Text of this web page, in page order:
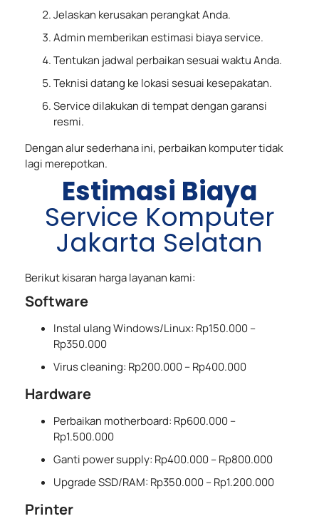
Jelaskan kerusakan perangkat Anda.
Admin memberikan estimasi biaya service.
Tentukan jadwal perbaikan sesuai waktu Anda.
Teknisi datang ke lokasi sesuai kesepakatan.
Service dilakukan di tempat dengan garansi
resmi.
Dengan alur sederhana ini, perbaikan komputer tidak
lagi merepotkan.
Estimasi Biaya
Service Komputer
Jakarta Selatan
Berikut kisaran harga layanan kami:
Software
Instal ulang Windows/Linux: Rp150.000 –
Rp350.000
Virus cleaning: Rp200.000 – Rp400.000
Hardware
Perbaikan motherboard: Rp600.000 –
Rp1.500.000
Ganti power supply: Rp400.000 – Rp800.000
Upgrade SSD/RAM: Rp350.000 – Rp1.200.000
Printer